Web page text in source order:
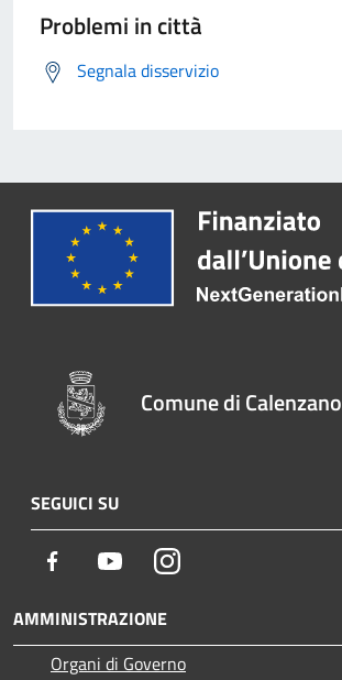
Problemi in città
Segnala disservizio
Comune di Calenzano
SEGUICI SU
Facebook YoutubeInstagram
AMMINISTRAZIONE
Organi di Governo